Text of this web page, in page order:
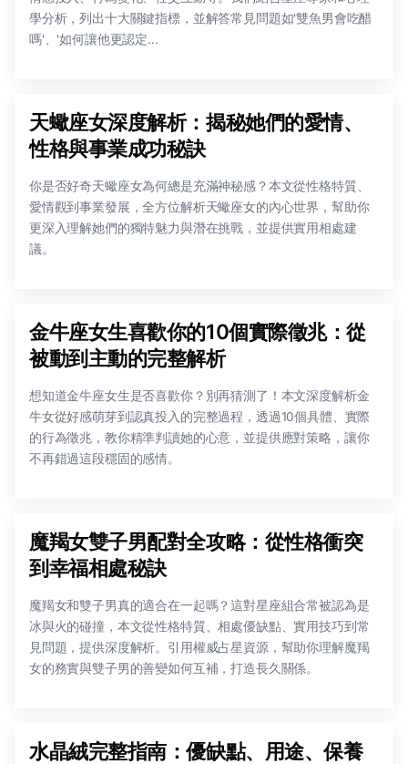
學分析，列出十大關鍵指標，並解答常見問題如'雙魚男會吃醋
嗎'、'如何讓他更認定...
天蠍座女深度解析：揭秘她們的愛情、
性格與事業成功秘訣
你是否好奇天蠍座女為何總是充滿神秘感？本文從性格特質、
愛情觀到事業發展，全方位解析天蠍座女的內心世界，幫助你
更深入理解她們的獨特魅力與潛在挑戰，並提供實用相處建
議。
金牛座女生喜歡你的10個實際徵兆：從
被動到主動的完整解析
想知道金牛座女生是否喜歡你？別再猜測了！本文深度解析金
牛女從好感萌芽到認真投入的完整過程，透過10個具體、實際
的行為徵兆，教你精準判讀她的心意，並提供應對策略，讓你
不再錯過這段穩固的感情。
魔羯女雙子男配對全攻略：從性格衝突
到幸福相處秘訣
魔羯女和雙子男真的適合在一起嗎？這對星座組合常被認為是
冰與火的碰撞，本文從性格特質、相處優缺點、實用技巧到常
見問題，提供深度解析。引用權威占星資源，幫助你理解魔羯
女的務實與雙子男的善變如何互補，打造長久關係。
水晶絨完整指南：優缺點、用途、保養